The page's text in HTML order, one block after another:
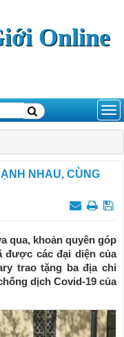
Online
NHAU, CÙNG
qua, khoản quyên góp
được các đại diện của
trao tặng ba địa chỉ
dịch Covid-19 của